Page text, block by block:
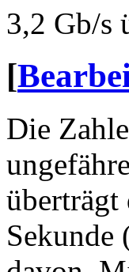
3,2 Gb/s
[
Die
überträgt
Sekunde